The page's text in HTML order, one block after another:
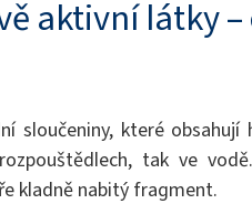
aktivní látky
sloučeniny, které
tak ve
kladně nabitý fragment.